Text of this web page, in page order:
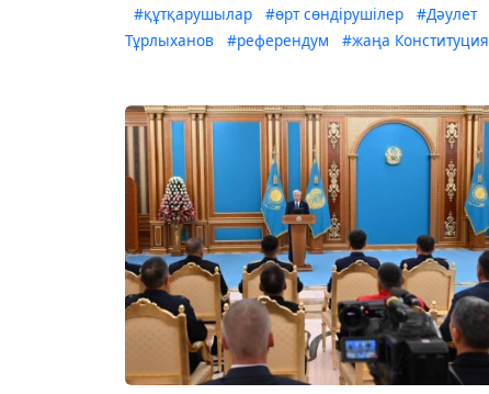
#құтқарушылар #өрт сөндірушілер
#Дәулет
Тұрлыханов
#референдум #жаңа Конституция